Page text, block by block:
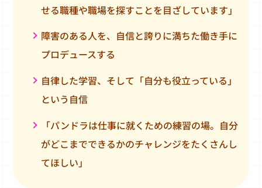
せる職種や職場を探すことを目ざしています」
障害のある人を、自信と誇りに満ちた働き手に
プロデュースする
自律した学習、そして「自分も役立っている」
という自信
「パンドラは仕事に就くための練習の場。自分
がどこまでできるかのチャレンジをたくさんし
てほしい」